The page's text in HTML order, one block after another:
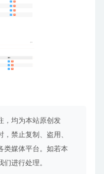
，均为本站原创发
禁止复制、盗用、
类媒体平台。如若本
进行处理。